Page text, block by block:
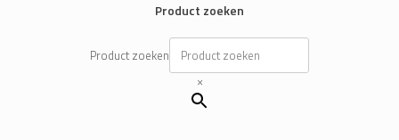
Product zoeken
Product zoeken
×